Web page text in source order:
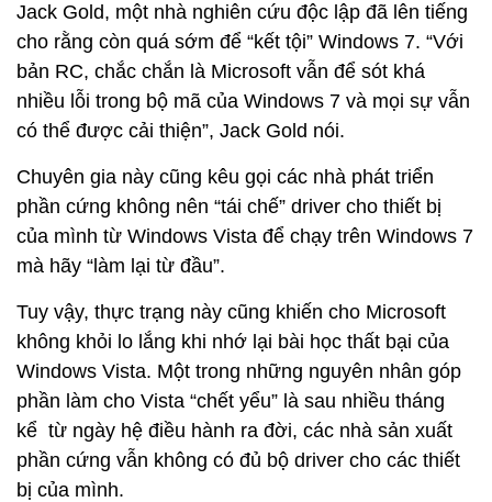
Jack Gold, một nhà nghiên cứu độc lập đã lên tiếng
cho rằng còn quá sớm để “kết tội” Windows 7. “Với
bản RC, chắc chắn là Microsoft vẫn để sót khá
nhiều lỗi trong bộ mã của Windows 7 và mọi sự vẫn
có thể được cải thiện”, Jack Gold nói.
Chuyên gia này cũng kêu gọi các nhà phát triển
phần cứng không nên “tái chế” driver cho thiết bị
của mình từ Windows Vista để chạy trên Windows 7
mà hãy “làm lại từ đầu”.
Tuy vậy, thực trạng này cũng khiến cho Microsoft
không khỏi lo lắng khi nhớ lại bài học thất bại của
Windows Vista. Một trong những nguyên nhân góp
phần làm cho Vista “chết yểu” là sau nhiều tháng
kể từ ngày hệ điều hành ra đời, các nhà sản xuất
phần cứng vẫn không có đủ bộ driver cho các thiết
bị của mình.